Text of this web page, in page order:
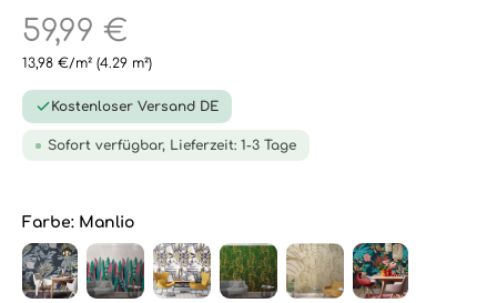
59,99 €
13,98 €/m² (4.29 m²)
Kostenloser Versand DE
Sofort verfügbar, Lieferzeit: 1-3 Tage
Farbe: Manlio